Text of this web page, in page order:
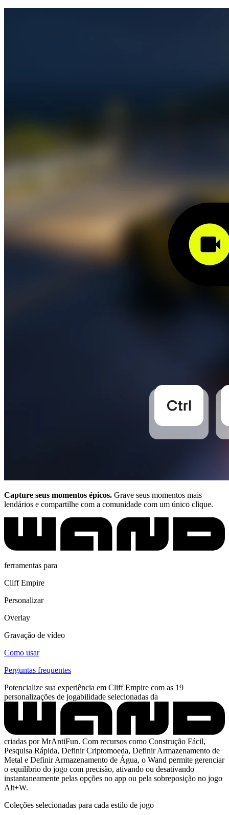
Capture seus momentos épicos. Grave seus momentos mais
lendários e compartilhe com a comunidade com um único clique.
ferramentas para
Cliff Empire
Personalizar
Overlay
Gravação de vídeo
Como usar
Perguntas frequentes
Potencialize sua experiência em Cliff Empire com as 19
personalizações de jogabilidade selecionadas da
criadas por MrAntiFun. Com recursos como Construção Fácil,
Pesquisa Rápida, Definir Criptomoeda, Definir Armazenamento de
Metal e Definir Armazenamento de Água, o Wand permite gerenciar
o equilíbrio do jogo com precisão, ativando ou desativando
instantaneamente pelas opções no app ou pela sobreposição no jogo
Alt+W.
Coleções selecionadas para cada estilo de jogo